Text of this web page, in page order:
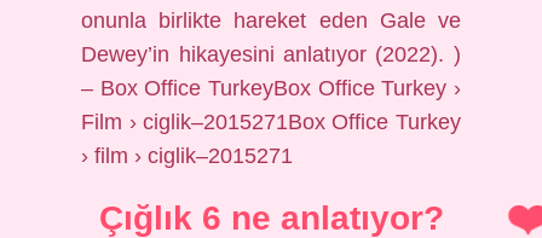
onunla birlikte hareket eden Gale ve
Dewey’in hikayesini anlatıyor (2022). )
– Box Office TurkeyBox Office Turkey ›
Film › ciglik–2015271Box Office Turkey
› film › ciglik–2015271
Çığlık 6 ne anlatıyor?